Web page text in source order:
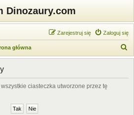
Dinozaury.com
Zaloguj się
Zarejestruj się
główna
z
ciasteczka utworzone przez tę